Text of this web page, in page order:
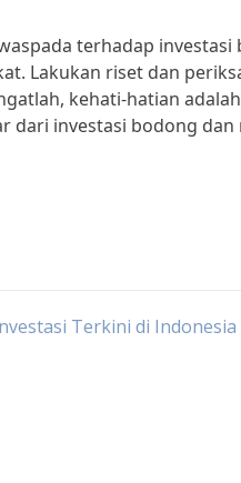
terhadap investasi
Lakukan riset dan
kehati-hatian
dari investasi bodong dan
Terkini di